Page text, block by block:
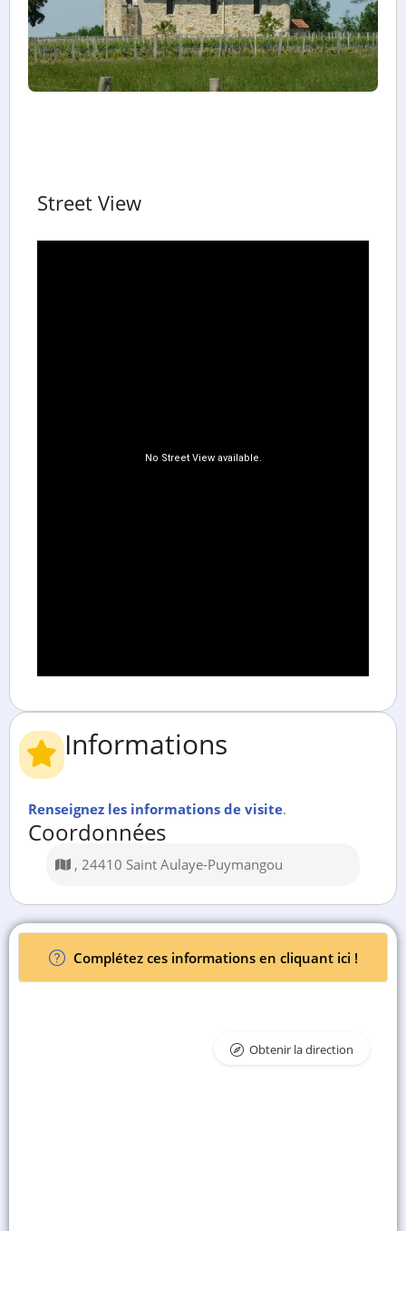
Informations
Renseignez les informations de visite.
Coordonnées
, 24410 Saint Aulaye-Puymangou
Street View
Complétez ces informations en cliquant ici !
Obtenir la direction